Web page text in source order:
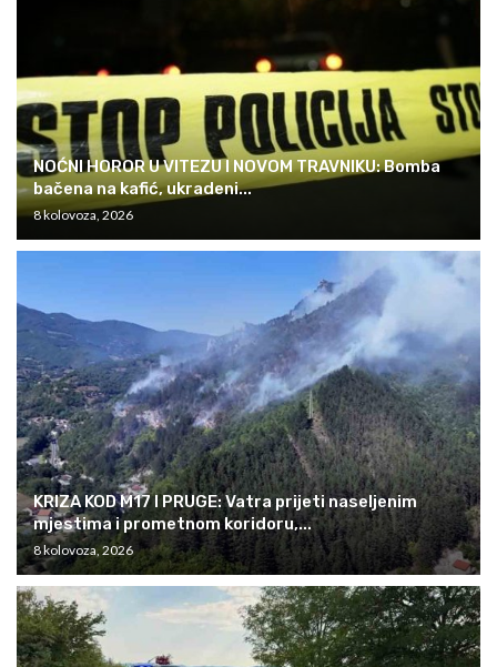
NOĆNI HOROR U VITEZU I NOVOM TRAVNIKU: Bomba
bačena na kafić, ukradeni...
8 kolovoza, 2026
KRIZA KOD M17 I PRUGE: Vatra prijeti naseljenim
mjestima i prometnom koridoru,...
8 kolovoza, 2026